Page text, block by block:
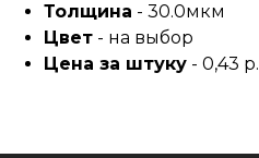
Толщина - 30.0мкм
Цвет - на выбор
Цена за штуку - 0,43 р.